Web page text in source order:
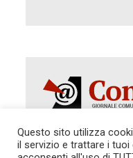
Autorizzazione del
Questo sito utilizza
il servizio e trattare i tuoi